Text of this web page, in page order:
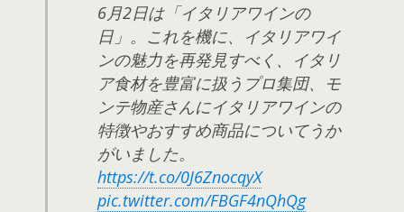
6月2日は「イタリアワインの
日」。これを機に、イタリアワイ
ンの魅力を再発見すべく、イタリ
ア食材を豊富に扱うプロ集団、モ
ンテ物産さんにイタリアワインの
特徴やおすすめ商品についてうか
がいました。
https://t.co/0J6ZnocqyX
pic.twitter.com/FBGF4nQhQg